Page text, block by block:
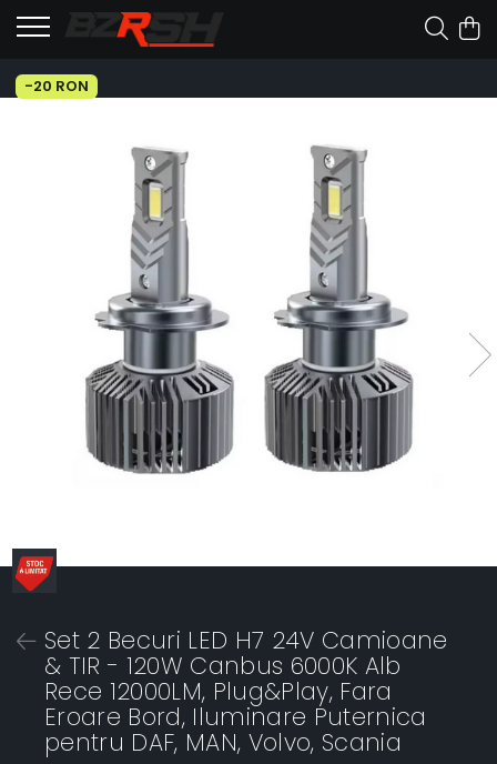
-20 RON
Set 2 Becuri LED H7 24V Camioane
& TIR - 120W Canbus 6000K Alb
Rece 12000LM, Plug&Play, Fara
Eroare Bord, Iluminare Puternica
pentru DAF, MAN, Volvo, Scania